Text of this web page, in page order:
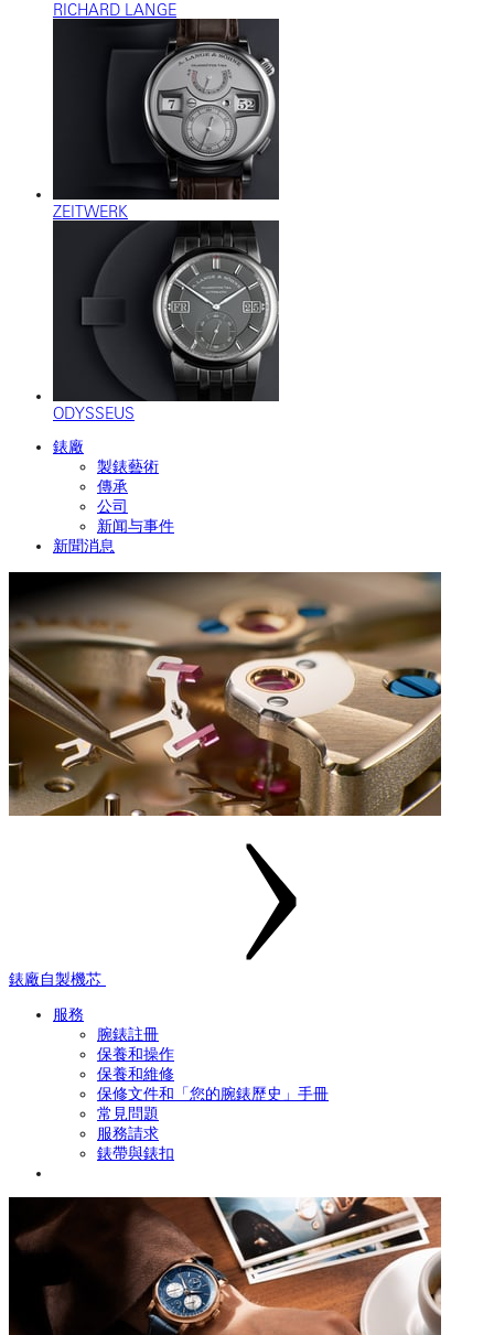
RICHARD LANGE
ZEITWERK
ODYSSEUS
錶廠
製錶藝術
傳承
公司
新闻与事件
新聞消息
錶廠自製機芯
服務
腕錶註冊
保養和操作
保養和維修
保修文件和「您的腕錶歷史」手冊
常見問題
服務請求
錶帶與錶扣